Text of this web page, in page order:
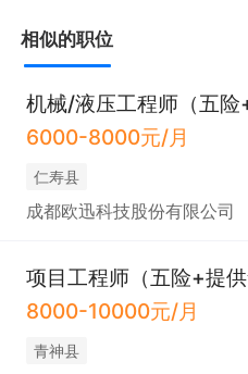
相似的职位
机械/液压工程师（五
6000-8000元/月
仁寿县
成都欧迅科技股份有限公司
项目工程师（五险+提
8000-10000元/月
青神县